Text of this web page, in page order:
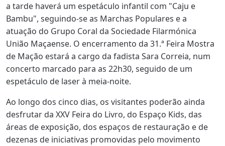
a tarde haverá um espetáculo infantil com "Caju e
Bambu", seguindo-se as Marchas Populares e a
atuação do Grupo Coral da Sociedade Filarmónica
União Maçaense. O encerramento da 31.ª Feira Mostra
de Mação estará a cargo da fadista Sara Correia, num
concerto marcado para as 22h30, seguido de um
espetáculo de laser à meia-noite.
Ao longo dos cinco dias, os visitantes poderão ainda
desfrutar da XXV Feira do Livro, do Espaço Kids, das
áreas de exposição, dos espaços de restauração e de
dezenas de iniciativas promovidas pelo movimento